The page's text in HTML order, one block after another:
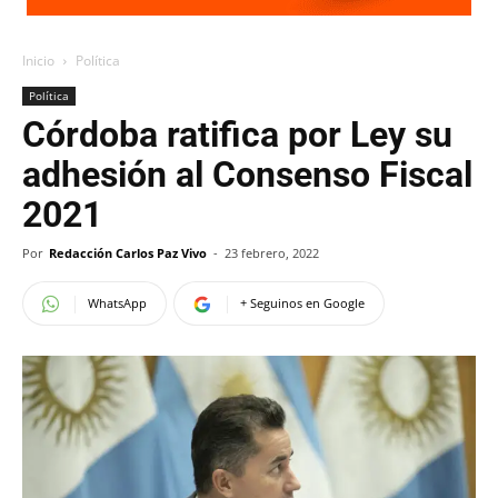
Inicio Política
Política
Córdoba ratifica por Ley su
adhesión al Consenso Fiscal
2021
Por Redacción Carlos Paz Vivo - 23 febrero, 2022
WhatsApp + Seguinos en Google